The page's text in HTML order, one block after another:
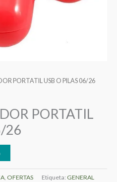
PORTATIL USB O PILAS 06/26
PORTATIL
26
, OFERTAS Etiqueta: GENERAL